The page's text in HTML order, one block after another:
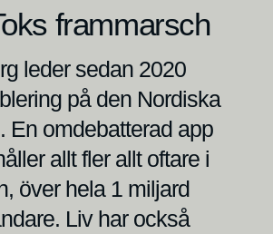
frammarsch
leder sedan 2020
på den Nordiska
En omdebatterad app
allt fler allt oftare i
över hela 1 miljard
Liv har också